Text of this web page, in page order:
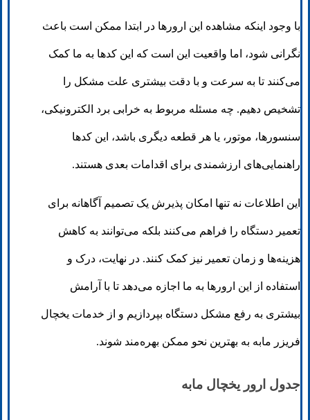
با وجود اینکه مشاهده این ارورها در ابتدا ممکن است باعث
نگرانی شود، اما واقعیت این است که این کدها به ما کمک
می‌کنند تا به سرعت و با دقت بیشتری علت مشکل را
تشخیص دهیم. چه مسئله مربوط به خرابی برد الکترونیکی،
سنسورها، موتور، یا هر قطعه دیگری باشد، این کدها
راهنمایی‌های ارزشمندی برای اقدامات بعدی هستند.
این اطلاعات نه تنها امکان پذیرش یک تصمیم آگاهانه برای
تعمیر دستگاه را فراهم می‌کنند بلکه می‌توانند به کاهش
هزینه‌ها و زمان تعمیر نیز کمک کنند. در نهایت، درک و
استفاده از این ارورها به ما اجازه می‌دهد تا با آرامش
بیشتری به رفع مشکل دستگاه بپردازیم و از خدمات یخچال
فریزر مابه به بهترین نحو ممکن بهره‌مند شوند.
جدول ارور یخچال مابه